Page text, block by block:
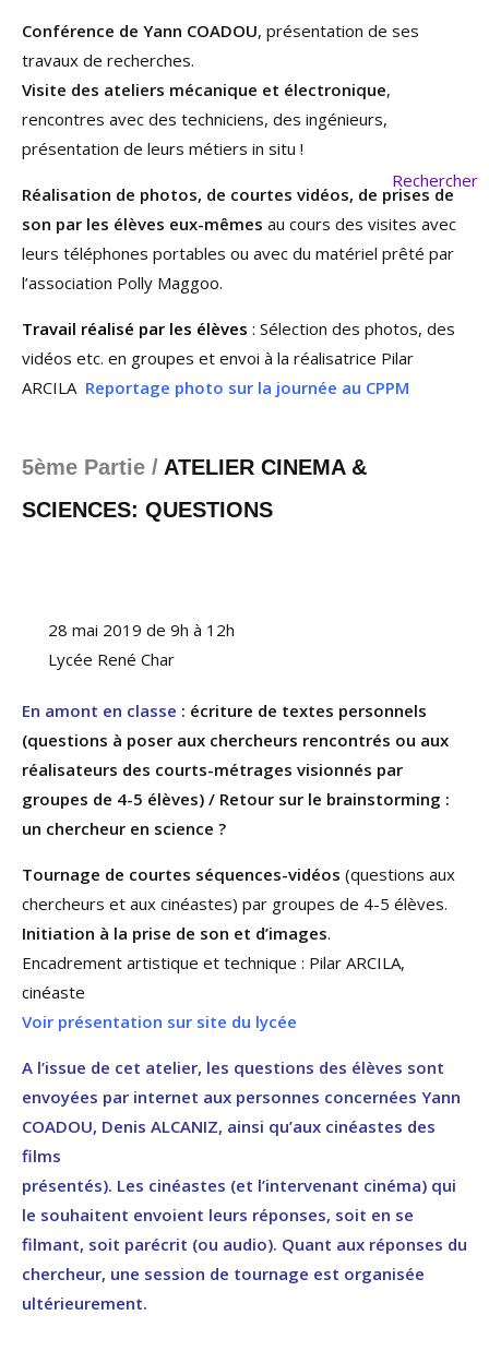
Conférence de Yann COADOU, présentation de ses
travaux de recherches.
Visite des ateliers mécanique et électronique,
rencontres avec des techniciens, des ingénieurs,
présentation de leurs métiers in situ !
Réalisation de photos, de courtes vidéos, de prises de
son par les élèves eux-mêmes au cours des visites avec
leurs téléphones portables ou avec du matériel prêté par
l’association Polly Maggoo.
Travail réalisé par les élèves : Sélection des photos, des
vidéos etc. en groupes et envoi à la réalisatrice Pilar
ARCILA Reportage photo sur la journée au CPPM
5ème Partie / ATELIER CINEMA &
SCIENCES: QUESTIONS
28 mai 2019 de 9h à 12h
Lycée René Char
En amont en classe : écriture de textes personnels
(questions à poser aux chercheurs rencontrés ou aux
réalisateurs des courts-métrages visionnés par
groupes de 4-5 élèves) / Retour sur le brainstorming :
un chercheur en science ?
Tournage de courtes séquences-vidéos (questions aux
chercheurs et aux cinéastes) par groupes de 4-5 élèves.
Initiation à la prise de son et d’images.
Encadrement artistique et technique : Pilar ARCILA,
cinéaste
Voir présentation sur site du lycée
A l’issue de cet atelier, les questions des élèves sont
envoyées par internet aux personnes concernées Yann
COADOU, Denis ALCANIZ, ainsi qu’aux cinéastes des
films
présentés). Les cinéastes (et l’intervenant cinéma) qui
le souhaitent envoient leurs réponses, soit en se
filmant, soit parécrit (ou audio). Quant aux réponses du
chercheur, une session de tournage est organisée
ultérieurement.
Rechercher